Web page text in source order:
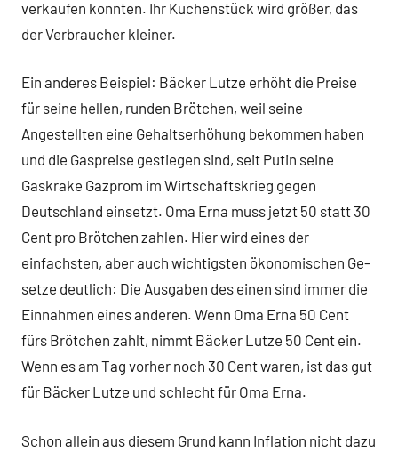
verkaufen konnten. Ihr Kuchenstück wird größer, das
der Verbraucher kleiner.
Ein anderes Beispiel: Bäcker Lutze erhöht die Preise
für seine hellen, runden Brötchen, weil seine
Angestellten eine Gehaltserhöhung bekommen haben
und die Gaspreise gestiegen sind, seit Putin seine
Gaskrake Gazprom im Wirtschaftskrieg gegen
Deutschland einsetzt. Oma Erna muss jetzt 50 statt 30
Cent pro Brötchen zahlen. Hier wird eines der
einfachsten, aber auch wichtigsten ökonomischen Ge-
setze deutlich: Die Ausgaben des einen sind immer die
Einnahmen eines anderen. Wenn Oma Erna 50 Cent
fürs Brötchen zahlt, nimmt Bäcker Lutze 50 Cent ein.
Wenn es am Tag vorher noch 30 Cent waren, ist das gut
für Bäcker Lutze und schlecht für Oma Erna.
Schon allein aus diesem Grund kann Inflation nicht dazu